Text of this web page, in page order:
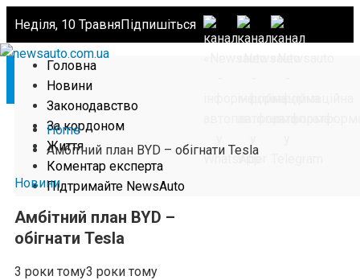
Неділя, 10 ТравняПідпишіться
Головна
Новини
Законодавство
За кордоном
Життя
Коментар експерта
Підтримайте NewsAuto
Home
Амбітний план BYD – обігнати Tesla
Новини
Амбітний план BYD –
обігнати Tesla
3 роки тому3 роки тому